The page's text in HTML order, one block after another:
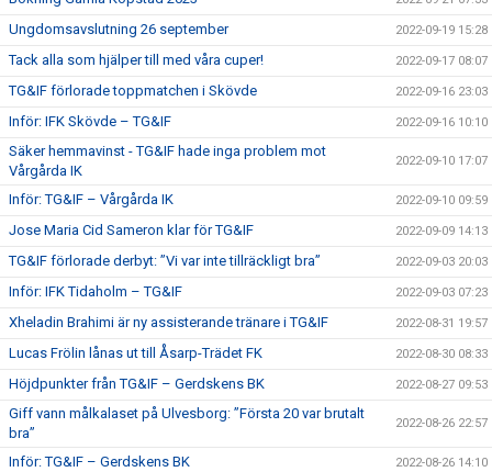
Ungdomsavslutning 26 september 2022-09-19 15:28
Tack alla som hjälper till med våra cuper! 2022-09-17 08:07
TG&IF förlorade toppmatchen i Skövde 2022-09-16 23:03
Inför: IFK Skövde – TG&IF 2022-09-16 10:10
Säker hemmavinst - TG&IF hade inga problem mot
Vårgårda IK
2022-09-10 17:07
Inför: TG&IF – Vårgårda IK 2022-09-10 09:59
Jose Maria Cid Sameron klar för TG&IF 2022-09-09 14:13
TG&IF förlorade derbyt: ”Vi var inte tillräckligt bra” 2022-09-03 20:03
Inför: IFK Tidaholm – TG&IF 2022-09-03 07:23
Xheladin Brahimi är ny assisterande tränare i TG&IF 2022-08-31 19:57
Lucas Frölin lånas ut till Åsarp-Trädet FK 2022-08-30 08:33
Höjdpunkter från TG&IF – Gerdskens BK 2022-08-27 09:53
Giff vann målkalaset på Ulvesborg: ”Första 20 var brutalt
bra”
2022-08-26 22:57
Inför: TG&IF – Gerdskens BK 2022-08-26 14:10